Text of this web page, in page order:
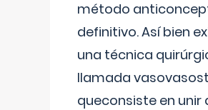
método
definitivo. Así bien
una técnica
llamada
queconsiste en unir